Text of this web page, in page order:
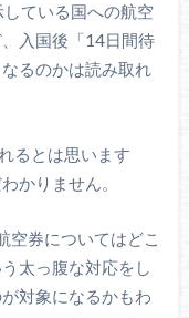
ている国への航空
入国後「14日間待
るのかは読み取れ
るとは思います
かりません。
空券についてはどこ
太っ腹な対応をし
対象になるかもわ